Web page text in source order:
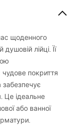
щоденного
лійці. Її
покриття
Це ідеальне
або ванної